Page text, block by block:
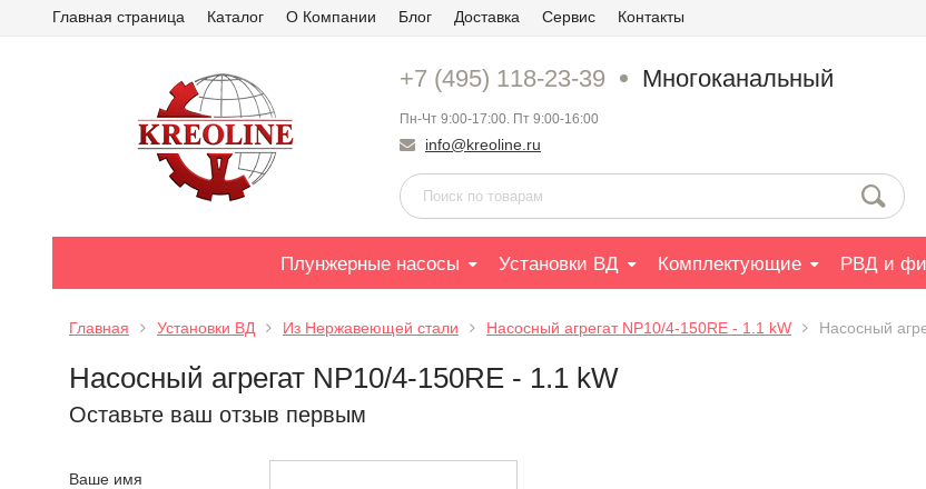
Главная страница Каталог О Компании Блог Доставка Сервис Контакты
+7 (495) 118-23-39 Многоканальный
Пн-Чт 9:00-17:00. Пт 9:00-16:00
info@kreoline.ru
Плунжерные насосы Установки ВД Комплектующие РВД и
Главная Установки ВД Из Нержавеющей стали Насосный агрегат NP10/4-150RE - 1.1 kW Насосный
Насосный агрегат NP10/4-150RE - 1.1 kW
Оставьте ваш отзыв первым
Ваше имя